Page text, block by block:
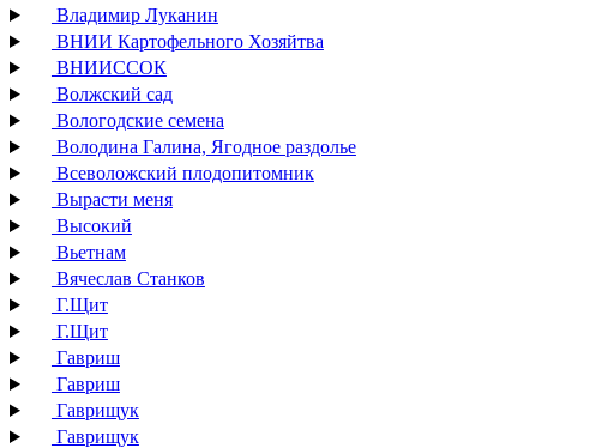
Владимир Луканин
ВНИИ Картофельного Хозяйтва
ВНИИССОК
Волжский сад
Вологодские семена
Володина Галина, Ягодное раздолье
Всеволожский плодопитомник
Вырасти меня
Высокий
Вьетнам
Вячеслав Станков
Г.Щит
Г.Щит
Гавриш
Гавриш
Гаврищук
Гаврищук